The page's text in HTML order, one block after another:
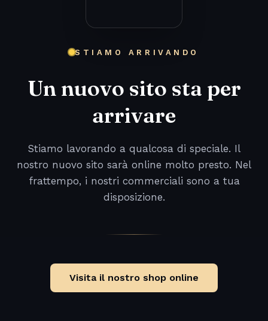
STIAMO ARRIVANDO
Un nuovo sito sta per
arrivare
Stiamo lavorando a qualcosa di speciale. Il
nostro nuovo sito sarà online molto presto. Nel
frattempo, i nostri commerciali sono a tua
disposizione.
Visita il nostro shop online